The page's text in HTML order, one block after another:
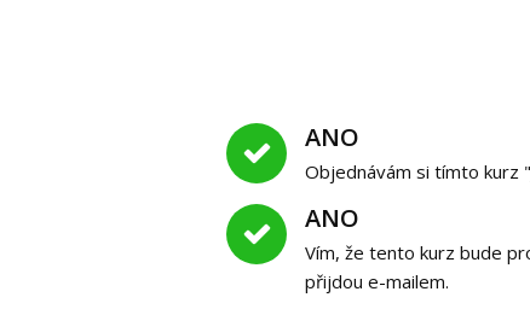
ANO
Objednávám si tímto kurz
ANO
Vím, že tento kurz bude
přijdou e-mailem.